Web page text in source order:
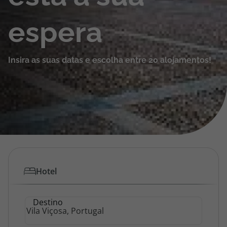
Promoções
Especialistas
Cheque Viagem
Área de Cliente
espera
Insira as suas datas e escolha entre 20 alojamentos!
Hotel
Destino